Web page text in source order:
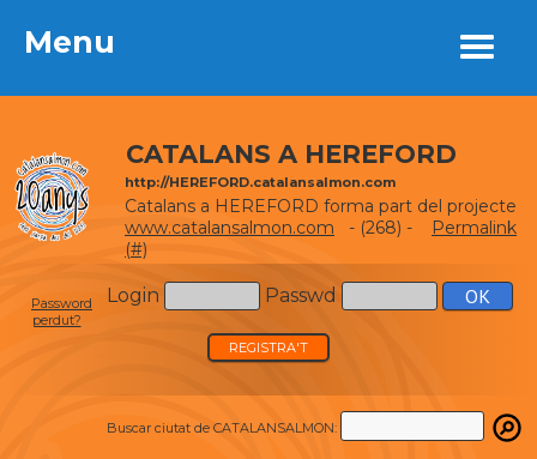
Menu
CATALANS A HEREFORD
http://HEREFORD.catalansalmon.com
Catalans a HEREFORD forma part del projecte
www.catalansalmon.com - (268) -
Permalink
(#)
Login Passwd
Password
perdut?
REGISTRA'T
Buscar ciutat de CATALANSALMON:
Menu